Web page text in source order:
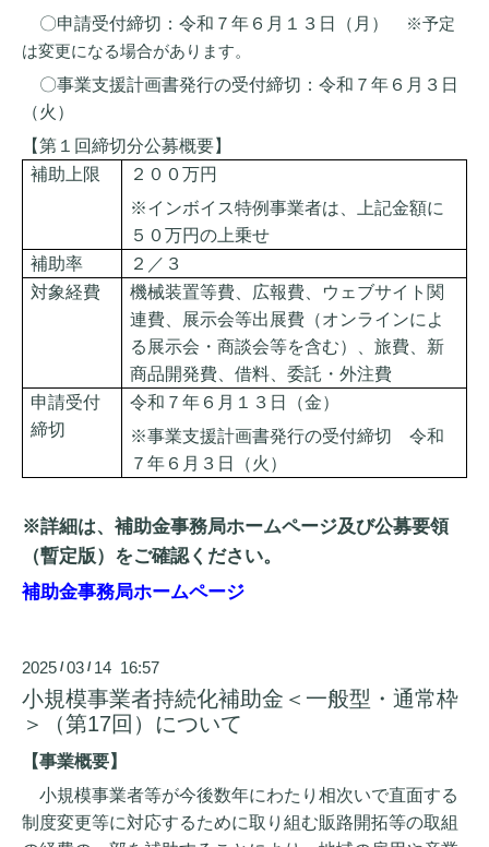
〇申請受付締切：令和７年６月１３日（月）
※予定
は変更になる場合があります。
〇事業支援計画書発行の受付締切：令和７年６月３日
（火）
【第１回締切分公募概要】
補助上限
２００万円
※インボイス特例事業者は、上記金額に
５０万円の上乗せ
補助率
２／３
対象経費
機械装置等費、広報費、ウェブサイト関
連費、展示会等出展費（オンラインによ
る展示会・商談会等を含む）、旅費、新
商品開発費、借料、委託・外注費
申請受付
締切
令和７年６月１３日（金）
※事業支援計画書発行の受付締切 令和
７年６月３日（火）
※詳細は、補助金事務局ホームページ及び公募要領
（暫定版）をご確認ください。
補助金事務局ホームページ
2025 /03 / 14 16:57
小規模事業者持続化補助金＜一般型・通常枠
＞（第17回）について
【事業概要】
小規模事業者等が今後数年にわたり相次いで直面する
制度変更等に対応するために取り組む販路開拓等の取組